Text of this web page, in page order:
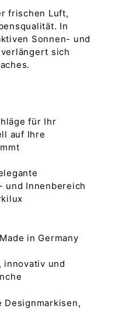
frischen Luft,
In
Sonnen- und
sich
für Ihr
auf Ihre
und Innenbereich
in Germany
innovativ und
Designmarkisen,